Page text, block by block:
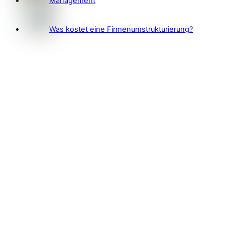
Was kostet eine Firmenumstrukturierung?